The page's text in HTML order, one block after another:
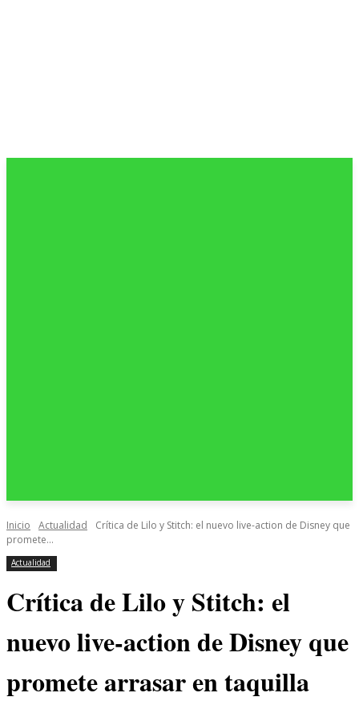
Inicio Actualidad
Crítica de Lilo y Stitch: el nuevo live-action de Disney que
promete...
Actualidad
Crítica de Lilo y Stitch: el
nuevo live-action de Disney que
promete arrasar en taquilla